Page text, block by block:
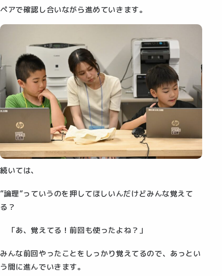
ペアで確認し合いながら進めていきます。
続いては、
”論理”っていうのを押してほしいんだけどみんな覚えて
る？
「あ、覚えてる！前回も使ったよね？」
みんな前回やったことをしっかり覚えてるので、あっとい
う間に進んでいきます。